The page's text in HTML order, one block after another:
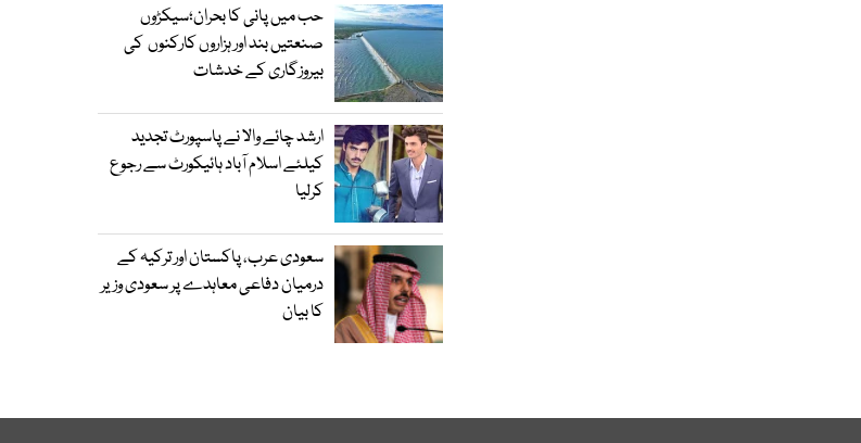
حب میں پانی کا بحران؛سیکڑوں
صنعتیں بند اور ہزاروں کارکنوں کی
بیروزگاری کے خدشات
ارشد چائے والا نے پاسپورٹ تجدید
کیلئے اسلام آباد ہائیکورٹ سے رجوع
کرلیا
سعودی عرب، پاکستان اور ترکیہ کے
درمیان دفاعی معاہدے پر سعودی وزیر
کا بیان